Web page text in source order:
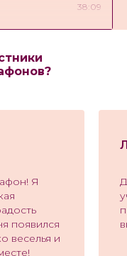
38:09
58:17
Я
появился
веселья и